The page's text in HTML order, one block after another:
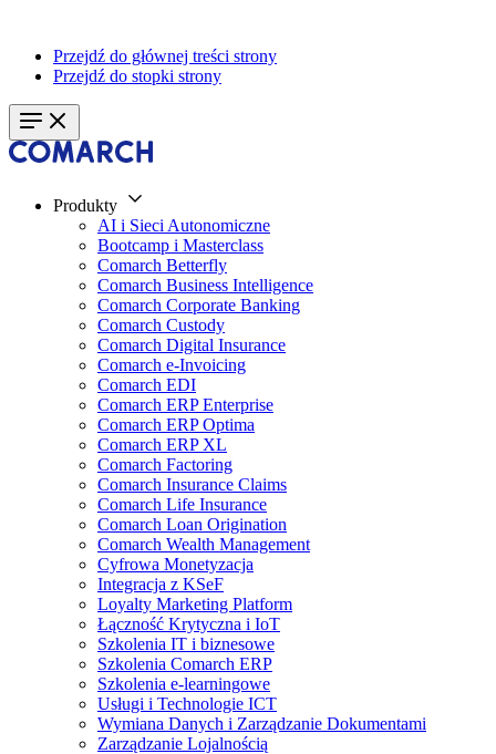
Przejdź do głównej treści strony
Przejdź do stopki strony
Produkty
AI i Sieci Autonomiczne
Bootcamp i Masterclass
Comarch Betterfly
Comarch Business Intelligence
Comarch Corporate Banking
Comarch Custody
Comarch Digital Insurance
Comarch e-Invoicing
Comarch EDI
Comarch ERP Enterprise
Comarch ERP Optima
Comarch ERP XL
Comarch Factoring
Comarch Insurance Claims
Comarch Life Insurance
Comarch Loan Origination
Comarch Wealth Management
Cyfrowa Monetyzacja
Integracja z KSeF
Loyalty Marketing Platform
Łączność Krytyczna i IoT
Szkolenia IT i biznesowe
Szkolenia Comarch ERP
Szkolenia e-learningowe
Usługi i Technologie ICT
Wymiana Danych i Zarządzanie Dokumentami
Zarządzanie Lojalnością